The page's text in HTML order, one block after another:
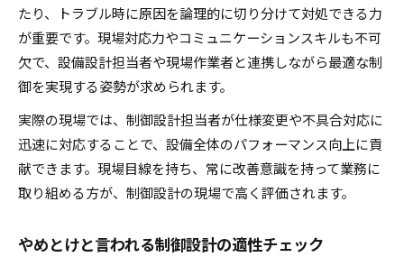
たり、トラブル時に原因を論理的に切り分けて対処できる力
が重要です。現場対応力やコミュニケーションスキルも不可
欠で、設備設計担当者や現場作業者と連携しながら最適な制
御を実現する姿勢が求められます。
実際の現場では、制御設計担当者が仕様変更や不具合対応に
迅速に対応することで、設備全体のパフォーマンス向上に貢
献できます。現場目線を持ち、常に改善意識を持って業務に
取り組める方が、制御設計の現場で高く評価されます。
やめとけと言われる制御設計の適性チェック